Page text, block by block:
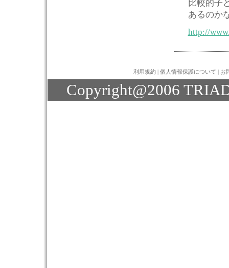
比較的子
あるのか
http://
利用規約 | 個人情報保護について | お
Copyright@2006